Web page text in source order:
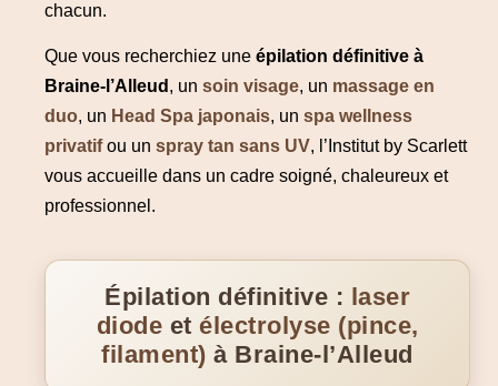
chacun.
Que vous recherchiez une épilation définitive à
Braine-l’Alleud , un soin visage, un massage en
duo, un Head Spa japonais, un spa wellness
privatifou un spray tan sans UV, l’Institut by Scarlett
vous accueille dans un cadre soigné, chaleureux et
professionnel.
Épilation définitive : laser
diode et électrolyse (pince,
filament) à Braine-l’Alleud